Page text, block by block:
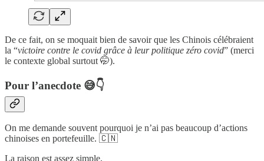
De ce fait, on se moquait bien de savoir que les Chinois célébraient
la “victoire contre le covid grâce à leur politique zéro covid” (merci
le contexte global surtout 🤭).
Pour l’anecdote 😅👇
On me demande souvent pourquoi je n’ai pas beaucoup d’actions
chinoises en portefeuille. 🇨🇳
La raison est assez simple.